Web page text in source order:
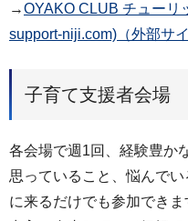
→OYAKO CLUB チュー
support-niji.com)（外部サイ
子育て支援者会場
各会場で週1回、経験豊か
思っていること、悩んで
に来るだけでも参加でき